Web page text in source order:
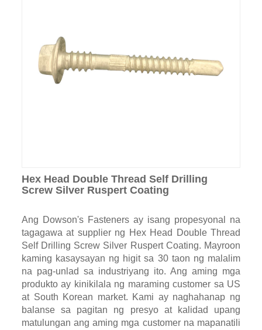
Hex Head Double Thread Self Drilling
Screw Silver Ruspert Coating
Ang Dowson's Fasteners ay isang propesyonal na
tagagawa at supplier ng Hex Head Double Thread
Self Drilling Screw Silver Ruspert Coating. Mayroon
kaming kasaysayan ng higit sa 30 taon ng malalim
na pag-unlad sa industriyang ito. Ang aming mga
produkto ay kinikilala ng maraming customer sa US
at South Korean market. Kami ay naghahanap ng
balanse sa pagitan ng presyo at kalidad upang
matulungan ang aming mga customer na mapanatili